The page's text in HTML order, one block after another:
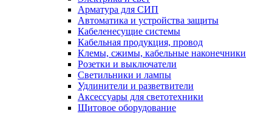
Арматура для СИП
Автоматика и устройства защиты
Кабеленесущие системы
Кабельная продукция, провод
Клемы, сжимы, кабельные наконечники
Розетки и выключатели
Светильники и лампы
Удлинители и разветвители
Аксессуары для светотехники
Щитовое оборудование